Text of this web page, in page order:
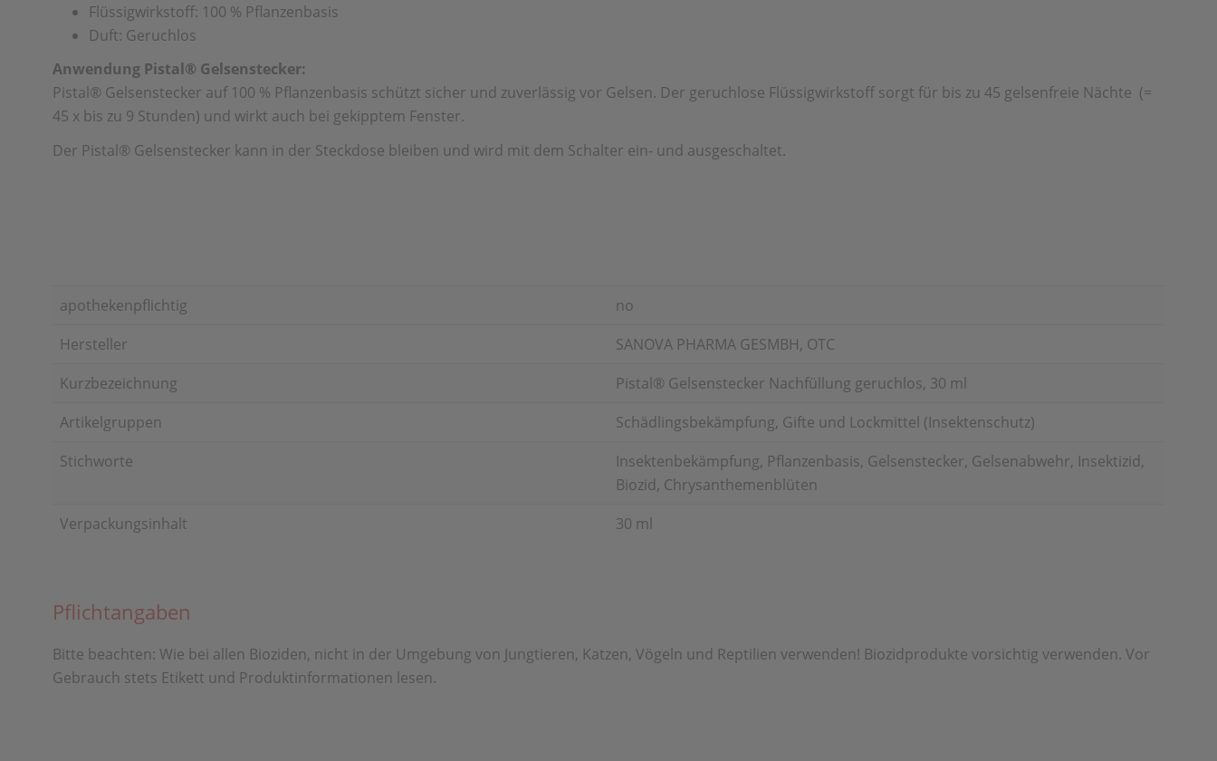
Flüssigwirkstoff: 100 % Pflanzenbasis
Duft: Geruchlos
Anwendung Pistal® Gelsenstecker:
Pistal® Gelsenstecker auf 100 % Pflanzenbasis schützt sicher und zuverlässig vor Gelsen. Der geruchlose Flüssigwirkstoff sorgt für bis zu 45 gelsenfreie Nächte (=
45 x bis zu 9 Stunden) und wirkt auch bei gekipptem Fenster.
Der Pistal® Gelsenstecker kann in der Steckdose bleiben und wird mit dem Schalter ein- und ausgeschaltet.
apothekenpflichtig
no
Hersteller
SANOVA PHARMA GESMBH, OTC
Kurzbezeichnung
Pistal® Gelsenstecker Nachfüllung geruchlos, 30 ml
Artikelgruppen
Schädlingsbekämpfung, Gifte und Lockmittel (Insektenschutz)
Stichworte
Insektenbekämpfung, Pflanzenbasis, Gelsenstecker, Gelsenabwehr, Insektizid,
Biozid, Chrysanthemenblüten
Verpackungsinhalt
30 ml
Pflichtangaben
Bitte beachten: Wie bei allen Bioziden, nicht in der Umgebung von Jungtieren, Katzen, Vögeln und Reptilien verwenden! Biozidprodukte vorsichtig verwenden. Vor
Gebrauch stets Etikett und Produktinformationen lesen.